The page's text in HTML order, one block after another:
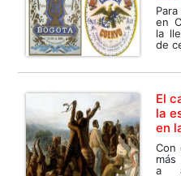
en
la
de
El
la
en
Con
a